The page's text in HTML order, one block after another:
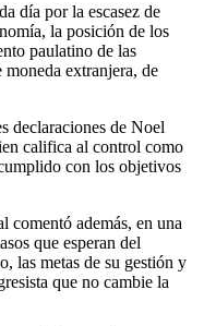
día por la escasez de
la posición de los
paulatino de las
extranjera, de
declaraciones de Noel
califica al control como
con los objetivos
comentó además, en una
que esperan del
las metas de su gestión y
que no cambie la